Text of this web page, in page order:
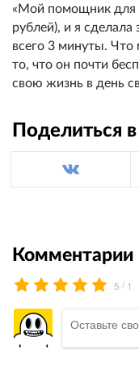
«Мой помощник для
рублей), и я
всего 3 минуты. Что
то, что он почти
свою жизнь в день
Поделиться
Комментарии
5 / 1